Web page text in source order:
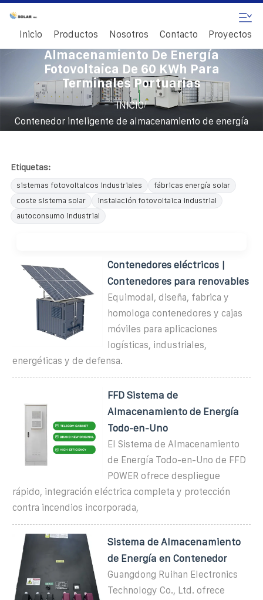
Inicio Productos Nosotros Contacto Proyectos
Contenedor Inteligente De
Almacenamiento De Energía
Fotovoltaica De 60 KWh Para
Terminales Portuarias
INICIO/
Contenedor inteligente de almacenamiento de energía
Etiquetas:
sistemas fotovoltaicos industriales
fábricas energía solar
coste sistema solar
instalación fotovoltaica industrial
autoconsumo industrial
Contenedores eléctricos |
Contenedores para renovables
Equimodal, diseña, fabrica y
homologa contenedores y cajas
móviles para aplicaciones
logísticas, industriales,
energéticas y de defensa.
FFD Sistema de
Almacenamiento de Energía
Todo-en-Uno
El Sistema de Almacenamiento
de Energía Todo-en-Uno de FFD
POWER ofrece despliegue
rápido, integración eléctrica completa y protección
contra incendios incorporada,
Sistema de Almacenamiento
de Energía en Contenedor
Guangdong Ruihan Electronics
Technology Co., Ltd. ofrece